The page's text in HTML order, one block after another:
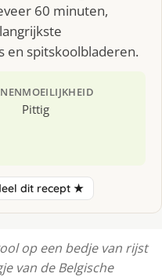
60 minuten,
en spitskoolbladeren.
MOEILIJKHEID
Pittig
dit recept ★
op een bedje van rijst
van de Belgische